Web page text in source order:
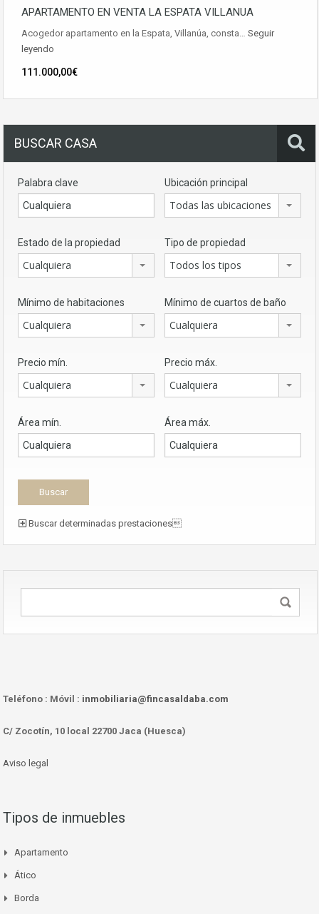
APARTAMENTO EN VENTA LA ESPATA VILLANUA
Acogedor apartamento en la Espata, Villanúa, consta… Seguir
leyendo
111.000,00€
BUSCAR CASA
Palabra clave Ubicación principal
Todas las ubicaciones
Estado de la propiedad
Cualquiera
Tipo de propiedad
Todos los tipos
Mínimo de habitaciones
Cualquiera
Mínimo de cuartos de baño
Cualquiera
Precio mín.
Cualquiera
Precio máx.
Cualquiera
Área mín. Área máx.
Buscar determinadas prestaciones
Teléfono : Móvil : inmobiliaria@fincasaldaba.com
C/ Zocotín, 10 local 22700 Jaca (Huesca)
Aviso legal
Tipos de inmuebles
Apartamento
Ático
Borda